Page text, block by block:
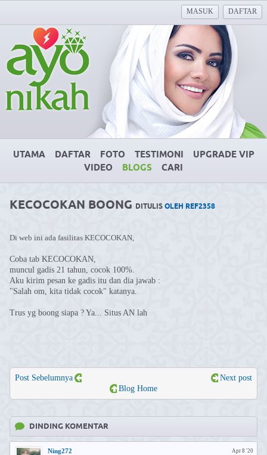
MASUK DAFTAR
UTAMA DAFTAR FOTO TESTIMONI
UPGRADE VIP
VIDEO
BLOGS CARI
KECOCOKAN BOONG DITULISOLEH REF2358
Di web ini ada fasilitas KECOCOKAN,
Coba tab KECOCOKAN,
muncul gadis 21 tahun, cocok 100%.
Aku kirim pesan ke gadis itu dan dia jawab :
"Salah om, kita tidak cocok" katanya.
Trus yg boong siapa ? Ya... Situs AN lah
Post Sebelumnya
Next post
Blog Home
DINDING KOMENTAR
Apr 8 '20
Ning272